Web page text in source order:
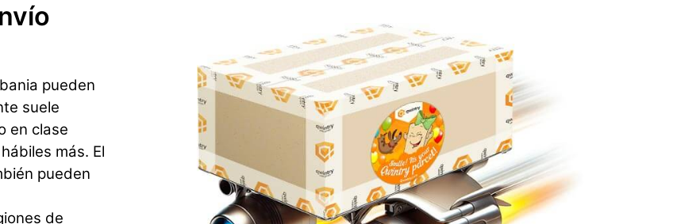
pueden
suele
en clase
más. El
pueden
de